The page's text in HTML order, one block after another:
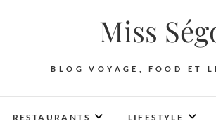
Miss
BLOG VOYAGE, FOOD ET
RESTAURANTS LIFESTYLE